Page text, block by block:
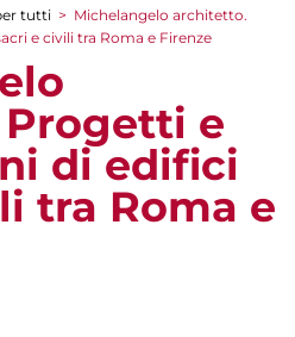
tutti > Michelangelo architetto.
e civili tra Roma e Firenze
e
di edifici
tra Roma e